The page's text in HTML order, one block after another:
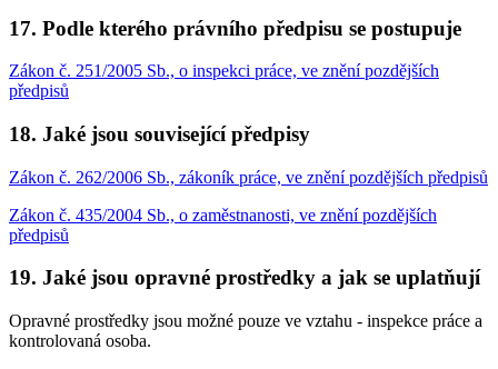
17. Podle kterého právního předpisu se postupuje
Zákon č. 251/2005 Sb., o inspekci práce, ve znění pozdějších
předpisů
18. Jaké jsou související předpisy
Zákon č. 262/2006 Sb., zákoník práce, ve znění pozdějších předpisů
Zákon č. 435/2004 Sb., o zaměstnanosti, ve znění pozdějších
předpisů
19. Jaké jsou opravné prostředky a jak se uplatňují
Opravné prostředky jsou možné pouze ve vztahu - inspekce práce a
kontrolovaná osoba.